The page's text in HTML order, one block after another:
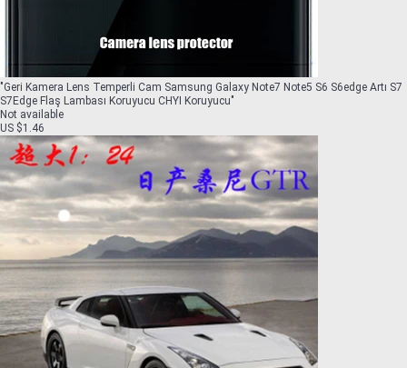
"Geri Kamera Lens Temperli Cam Samsung Galaxy Note7 Note5 S6 S6edge Artı S7
S7Edge Flaş Lambası Koruyucu CHYI Koruyucu"
Not available
US $1.46